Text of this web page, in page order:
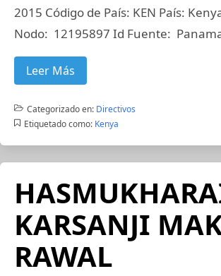
2015 Código de País: KEN País:
Nodo: 12195897 Id Fuente:
Leer Más
Categorizado en: Directivos
Etiquetado como: Kenya
KARSANJI
RAWAL